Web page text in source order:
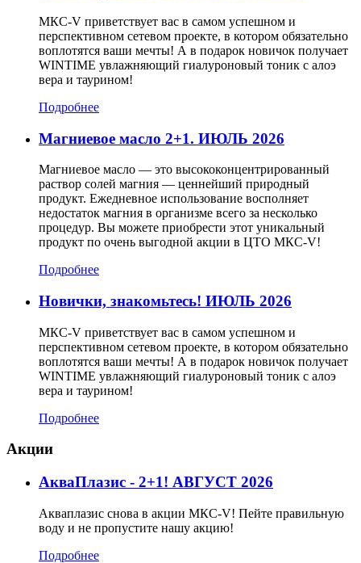
МКС-V приветствует вас в самом успешном и
перспективном сетевом проекте, в котором обязательно
воплотятся ваши мечты! А в подарок новичок получает
WINTIME увлажняющий гиалуроновый тоник с алоэ
вера и таурином!
Подробнее
Магниевое масло 2+1. ИЮЛЬ 2026
Магниевое масло — это высококонцентрированный
раствор солей магния — ценнейший природный
продукт. Ежедневное использование восполняет
недостаток магния в организме всего за несколько
процедур. Вы можете приобрести этот уникальный
продукт по очень выгодной акции в ЦТО МКС-V!
Подробнее
Новички, знакомьтесь! ИЮЛЬ 2026
МКС-V приветствует вас в самом успешном и
перспективном сетевом проекте, в котором обязательно
воплотятся ваши мечты! А в подарок новичок получает
WINTIME увлажняющий гиалуроновый тоник с алоэ
вера и таурином!
Подробнее
Акции
АкваПлазис - 2+1! АВГУСТ 2026
Акваплазис снова в акции МКС-V! Пейте правильную
воду и не пропустите нашу акцию!
Подробнее